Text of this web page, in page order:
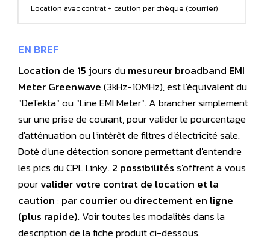
Location avec contrat + caution par chèque (courrier)
EN BREF
Location de 15 joursdumesureur broadband EMI
Meter Greenwave(3kHz-10MHz), est l'équivalent du
"DeTekta" ou "Line EMI Meter". A brancher simplement
sur une prise de courant, pour valider le pourcentage
d'atténuation ou l'intérêt de filtres d'électricité sale.
Doté d'une détection sonore permettant d'entendre
les pics du CPL Linky.2 possibilitéss'offrent à vous
pourvalider votre contrat de location et la
caution:par courrier ou directement en ligne
(plus rapide). Voir toutes les modalités dans la
description de la fiche produit ci-dessous.